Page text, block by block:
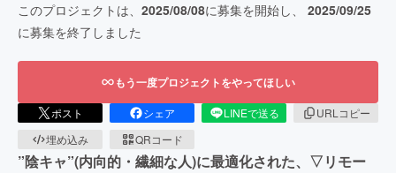
このプロジェクトは、 2025/08/08に募集を開始し、 2025/09/25
に募集を終了しました
もう一度プロジェクトをやってほしい
ポスト シェア LINEで送る
URLコピー
埋め込み
QRコード
”陰キャ”(内向的・繊細な人)に最適化された、▽リモー